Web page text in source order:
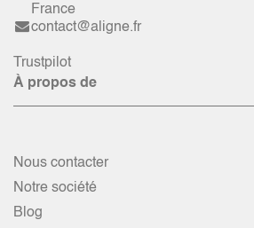
France
contact@aligne.fr
Trustpilot
À propos de
Nous contacter
Notre société
Blog